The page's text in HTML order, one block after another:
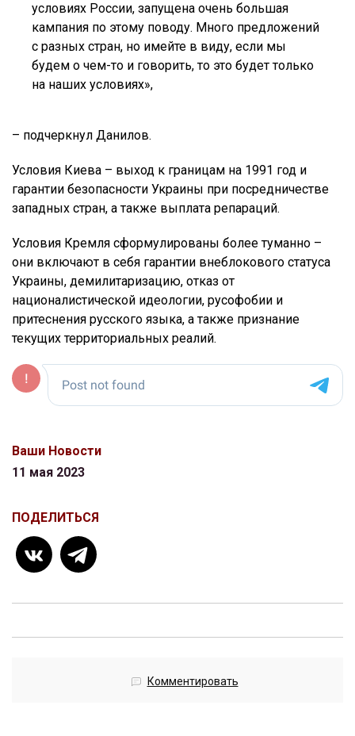
условиях России, запущена очень большая
кампания по этому поводу. Много предложений
с разных стран, но имейте в виду, если мы
будем о чем-то и говорить, то это будет только
на наших условиях»,
– подчеркнул Данилов.
Условия Киева – выход к границам на 1991 год и
гарантии безопасности Украины при посредничестве
западных стран, а также выплата репараций.
Условия Кремля сформулированы более туманно –
они включают в себя гарантии внеблокового статуса
Украины, демилитаризацию, отказ от
националистической идеологии, русофобии и
притеснения русского языка, а также признание
текущих территориальных реалий.
Ваши Новости
11 мая 2023
ПОДЕЛИТЬСЯ
Комментировать